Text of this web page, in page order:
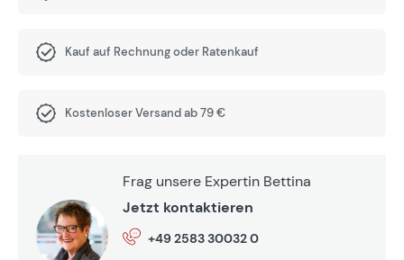
Kauf auf Rechnung oder Ratenkauf
Kostenloser Versand ab 79 €
Frag unsere Expertin Bettina
Jetzt kontaktieren
+49 2583 30032 0